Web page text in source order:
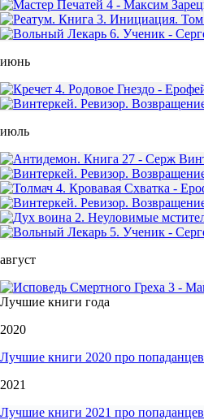
июнь
июль
август
Лучшие книги года
2020
Лучшие книги 2020 про попаданцев
2021
Лучшие книги 2021 про попаданцев